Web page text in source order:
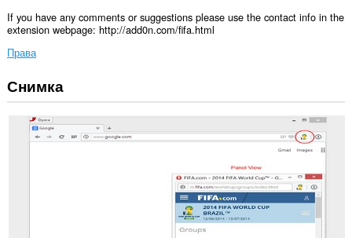
If you have any comments or suggestions please use the contact info in the
extension webpage: http://add0n.com/fifa.html
Права
Това
разширение
осъществява
Снимка